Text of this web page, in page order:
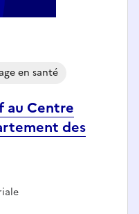
au Centre
des
en santé